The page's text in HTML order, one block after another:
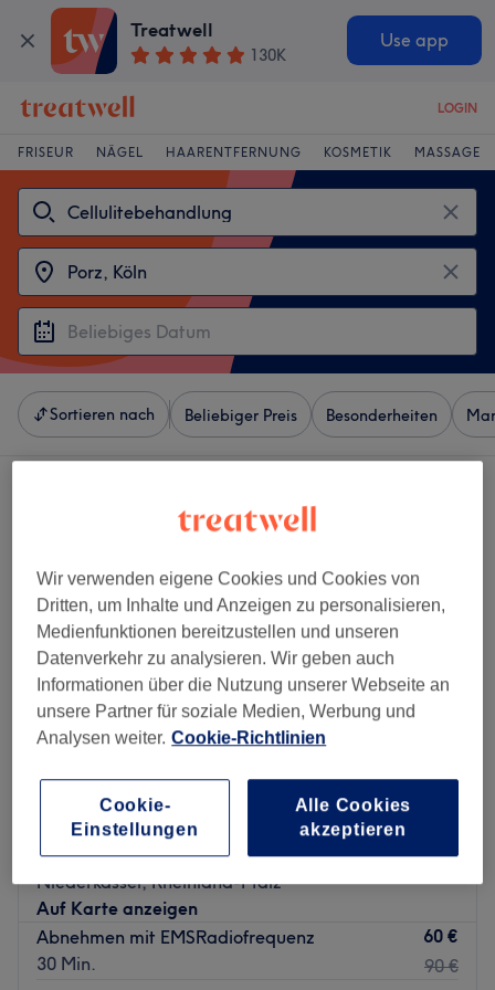
Treatwell
130K
Use app
LOGIN
FRISEUR NÄGEL HAARENTFERNUNG KOSMETIK MASSAGE
Sortieren nach Beliebiger Preis Besonderheiten
Esthétique de paris
4,9
8 Bewertungen
Niederkassel, Rheinland-Pfalz
Auf Karte anzeigen
Abnehmen mit EMSRadiofrequenz
30 Min.
60 €
90 €
Wir verwenden eigene Cookies und Cookies von
Dritten, um Inhalte und Anzeigen zu personalisieren,
Medienfunktionen bereitzustellen und unseren
Datenverkehr zu analysieren. Wir geben auch
Informationen über die Nutzung unserer Webseite an
unsere Partner für soziale Medien, Werbung und
Analysen weiter. Cookie-Richtlinien
Cookie-
Einstellungen
Alle Cookies
akzeptieren